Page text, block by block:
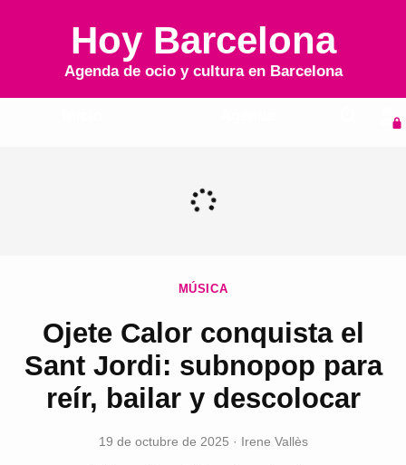
Hoy Barcelona
Agenda de ocio y cultura en Barcelona
MÚSICA
Ojete Calor conquista el
Sant Jordi: subnopop para
reír, bailar y descolocar
19 de octubre de 2025 · Irene Vallès